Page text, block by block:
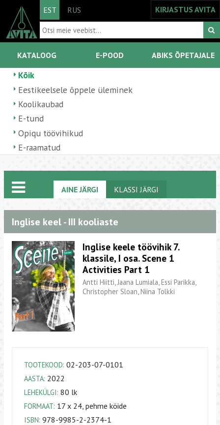
EST RUS KIRJASTUS AVITA
KATALOOG E-POOD ABIKS ÕPETAJALE
Kõik
Eestikeelsele õppele üleminek
Koolikaubad
E-tund
Opiqu töövihikud
E-raamatud
AINE JÄRGI KLASSI JÄRGI
Inglise keel - III kooliaste
Inglise keele töövihik 7.
klassile, I osa. Scene 1
Activities Part 1
Antti Hiitti, Jaana Lumiala, Essi Parikka,
Christopher Sloan, Niina Tolkki
TOOTEKOOD: 02-203-07-0101
AASTA: 2022
LEHEKÜLGI: 80 lk
FORMAAT: 17 x 24, pehme köide
ISBN: 978-9985-2-2374-1